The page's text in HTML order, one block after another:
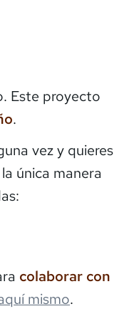
Este proyecto
.
vez y quieres
única manera
colaborar con
mismo.